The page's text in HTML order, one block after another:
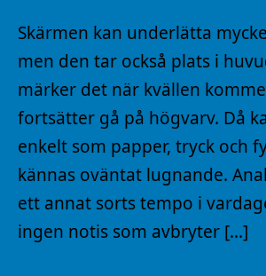
Skärmen kan underlätta
men den tar också plats i
märker det när kvällen
fortsätter gå på högvarv. Då
enkelt som papper, tryck och
kännas oväntat lugnande.
ett annat sorts tempo i
ingen notis som avbryter […]